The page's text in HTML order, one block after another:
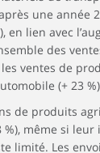
une année
en lien avec
des
ventes de
(+ 23
de produits
%), même si leur
limité. Les